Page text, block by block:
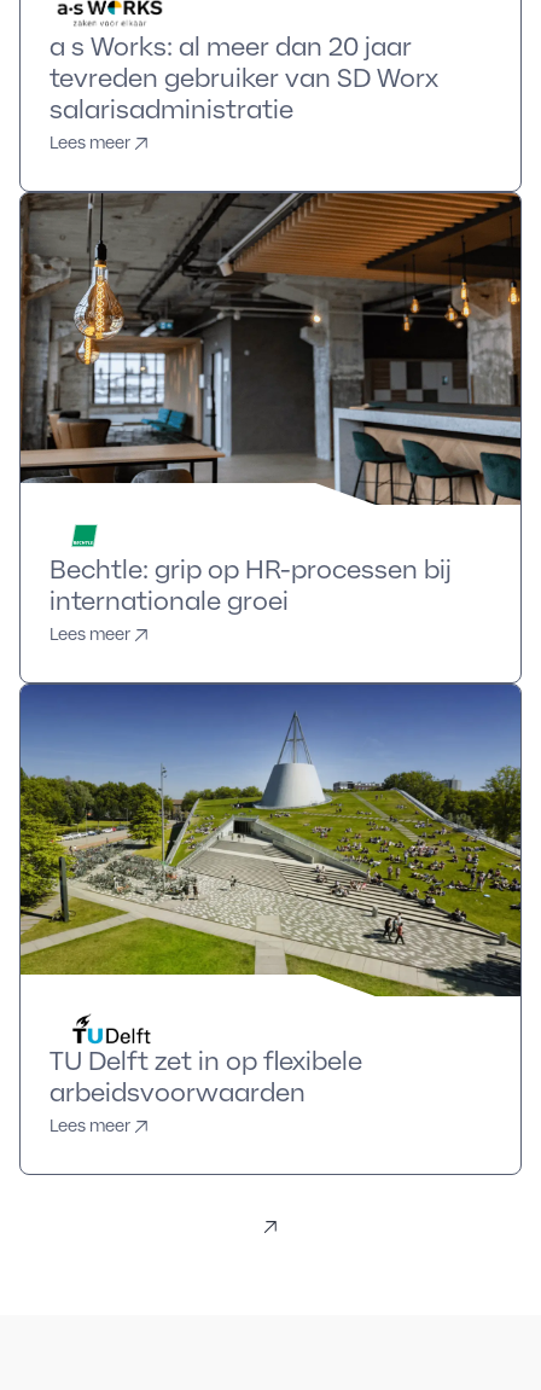
a s Works: al meer dan 20 jaar
tevreden gebruiker van SD Worx
salarisadministratie
Lees meer
Bechtle: grip op HR-processen bij
internationale groei
Lees meer
TU Delft zet in op flexibele
arbeidsvoorwaarden
Lees meer